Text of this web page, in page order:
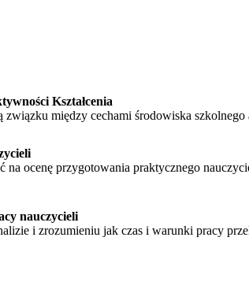
Kształcenia
związku między cechami środowiska
na ocenę przygotowania praktycznego
nauczycieli
i zrozumieniu jak czas i warunki pracy